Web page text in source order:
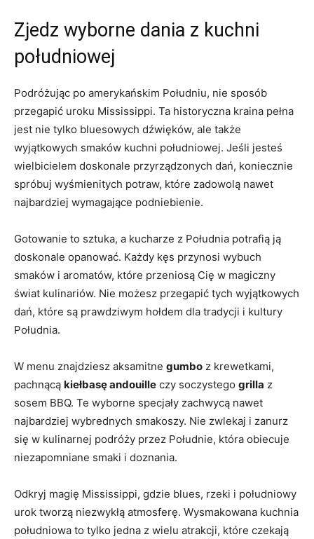
Zjedz wyborne dania z kuchni
południowej
Podróżując po amerykańskim Południu, nie sposób
przegapić uroku Mississippi. Ta historyczna kraina pełna
jest nie tylko bluesowych dźwięków, ale także
wyjątkowych smaków kuchni południowej. Jeśli jesteś
wielbicielem doskonale przyrządzonych dań, koniecznie
spróbuj wyśmienitych potraw, które zadowolą nawet
najbardziej wymagające podniebienie.
Gotowanie to sztuka, a kucharze z Południa potrafią ją
doskonale opanować. Każdy kęs przynosi wybuch
smaków i aromatów, które przeniosą Cię w magiczny
świat kulinariów. Nie możesz przegapić tych wyjątkowych
dań, które są prawdziwym hołdem dla tradycji i kultury
Południa.
W menu znajdziesz aksamitne gumbo z krewetkami,
pachnącą kiełbasę andouille czy soczystego grilla z
sosem BBQ. Te wyborne specjały zachwycą nawet
najbardziej wybrednych smakoszy. Nie zwlekaj i zanurz
się w kulinarnej podróży przez Południe, która obiecuje
niezapomniane smaki i doznania.
Odkryj magię Mississippi, gdzie blues, rzeki i południowy
urok tworzą niezwykłą atmosferę. Wysmakowana kuchnia
południowa to tylko jedna z wielu atrakcji, które czekają